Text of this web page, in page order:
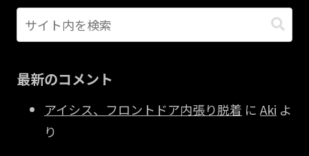
最新のコメント
アイシス、フロントドア内張り脱着 に Aki よ
り